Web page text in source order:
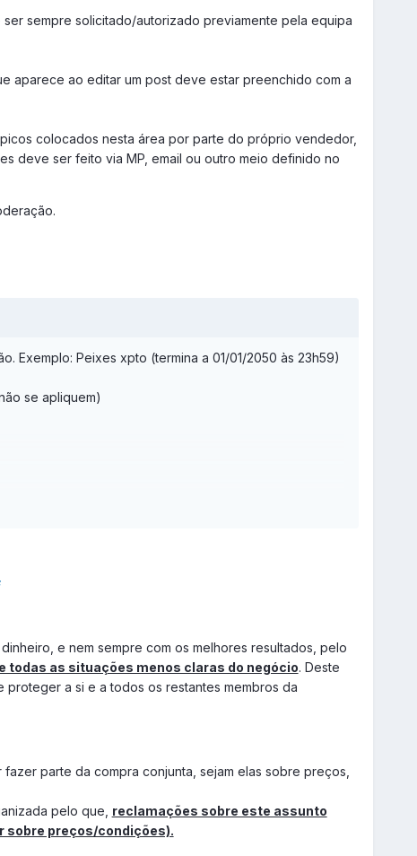
sempre solicitado/autorizado previamente pela equipa
aparece ao editar um post deve estar preenchido com a
colocados nesta área por parte do próprio vendedor,
deve ser feito via MP, email ou outro meio definido no
Exemplo: Peixes xpto (termina a 01/01/2050 às 23h59)
se apliquem)
mas sim 23h59 ou 00h01 do dia XX.
e nem sempre com os melhores resultados, pelo
todas as situações menos claras do negócio. Deste
a si e a todos os restantes membros da
parte da compra conjunta, sejam elas sobre preços,
pelo que, reclamações sobre este assunto
sobre preços/condições).